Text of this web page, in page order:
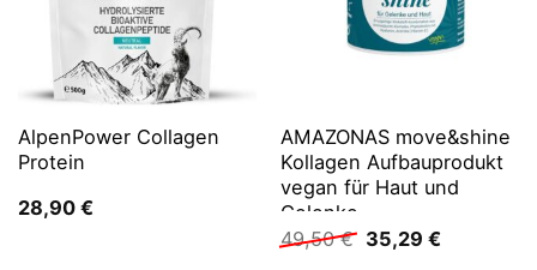
AlpenPower Collagen
Protein
28,90 €
AMAZONAS move&shine
Kollagen Aufbauprodukt
vegan für Haut und
Gelenke
49,50€ Ursprünglicher
Preis
35,29 €Aktueller